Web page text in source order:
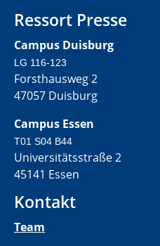
Ressort Presse
Campus Duisburg
LG 116-123
Forsthausweg 2
47057 Duisburg
Campus Essen
T01 S04 B44
Universitätsstraße 2
45141 Essen
Kontakt
Team